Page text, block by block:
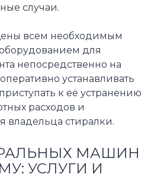
случаи.
всем необходимым
для
непосредственно на
устанавливать
к её устранению
расходов и
владельца стиралки.
МАШИН
УСЛУГИ И